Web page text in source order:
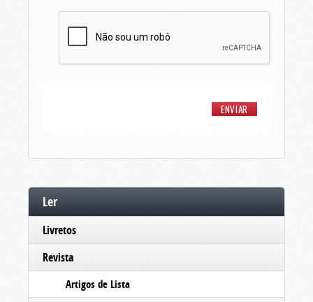
Ler
Livretos
Revista
Artigos de Lista